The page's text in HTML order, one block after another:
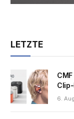
LETZTE
6.